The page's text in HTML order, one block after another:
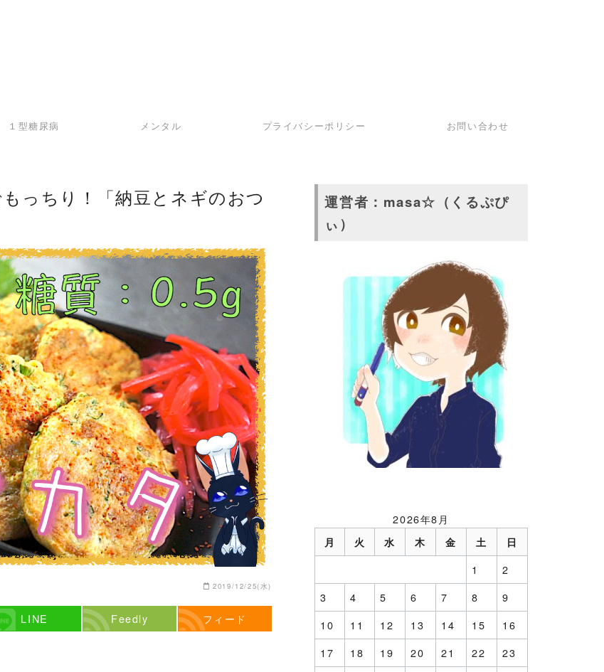
１型糖尿病 メンタル プライバシーポリシー お問い合わせ
っちり！「納豆とネギのおつ
2019/12/25(水)
LINE Feedly フィード
運営者：masa☆（くるぷぴ
ぃ）
2026年8月
月 火 水 木 金 土 日
1
2
3
4 5 6 7 8
9
10
11 12 13 14 15
16
17
18 19 20 21 22
23